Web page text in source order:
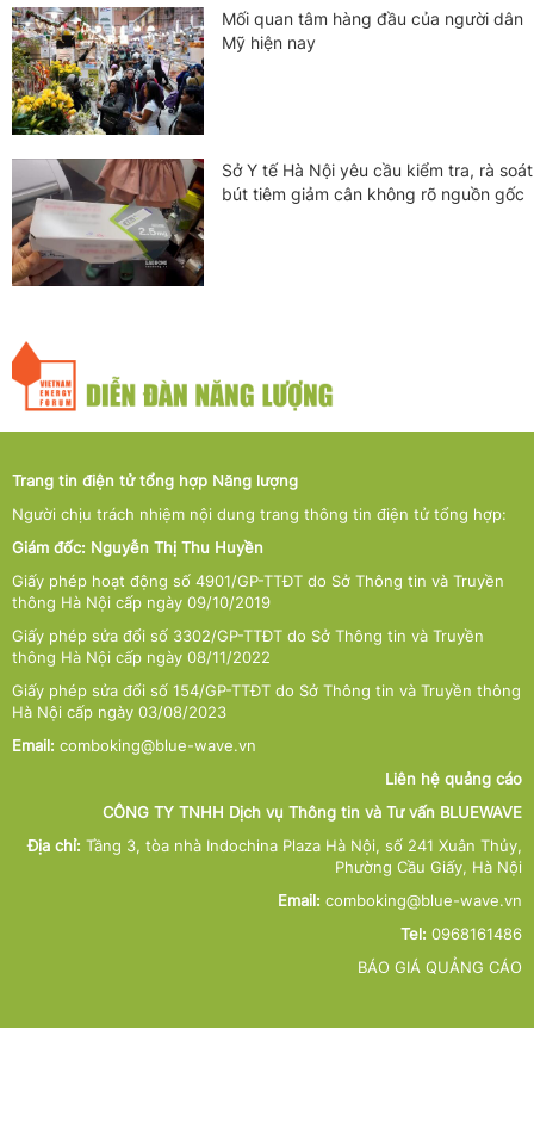
Mối quan tâm hàng đầu của người dân
Mỹ hiện nay
Sở Y tế Hà Nội yêu cầu kiểm tra, rà soát
bút tiêm giảm cân không rõ nguồn gốc
Trang tin điện tử tổng hợp Năng lượng
Người chịu trách nhiệm nội dung trang thông tin điện tử tổng hợp:
Giám đốc: Nguyễn Thị Thu Huyền
Giấy phép hoạt động số 4901/GP-TTĐT do Sở Thông tin và Truyền
thông Hà Nội cấp ngày 09/10/2019
Giấy phép sửa đổi số 3302/GP-TTĐT do Sở Thông tin và Truyền
thông Hà Nội cấp ngày 08/11/2022
Giấy phép sửa đổi số 154/GP-TTĐT do Sở Thông tin và Truyền thông
Hà Nội cấp ngày 03/08/2023
Email: comboking@blue-wave.vn
Liên hệ quảng cáo
CÔNG TY TNHH Dịch vụ Thông tin và Tư vấn BLUEWAVE
Địa chỉ: Tầng 3, tòa nhà Indochina Plaza Hà Nội, số 241 Xuân Thủy,
Phường Cầu Giấy, Hà Nội
Email: comboking@blue-wave.vn
Tel: 0968161486
BÁO GIÁ QUẢNG CÁO